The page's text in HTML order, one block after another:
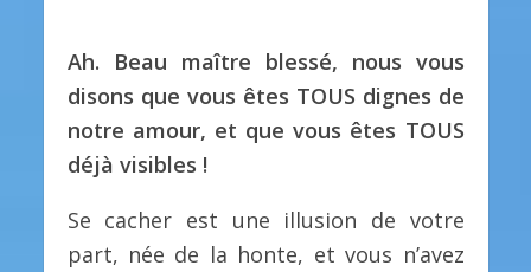
Ah. Beau maître blessé, nous vous
disons que vous êtes TOUS dignes de
notre amour, et que vous êtes TOUS
déjà visibles !
Se cacher est une illusion de votre
part, née de la honte, et vous n’avez